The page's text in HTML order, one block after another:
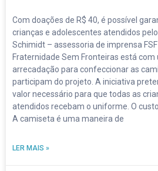
Com doações de R$ 40, é possível
crianças e adolescentes atendidos
Schimidt – assessoria de imprensa
Fraternidade Sem Fronteiras está
arrecadação para confeccionar as
participam do projeto. A iniciativa
valor necessário para que todas as
atendidos recebam o uniforme. O
A camiseta é uma maneira de
LER MAIS »